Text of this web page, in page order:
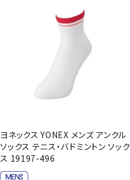
ヨネックス YONEX メンズ アンクル
ソックス テニス・バドミントン ソック
ス 19197-496